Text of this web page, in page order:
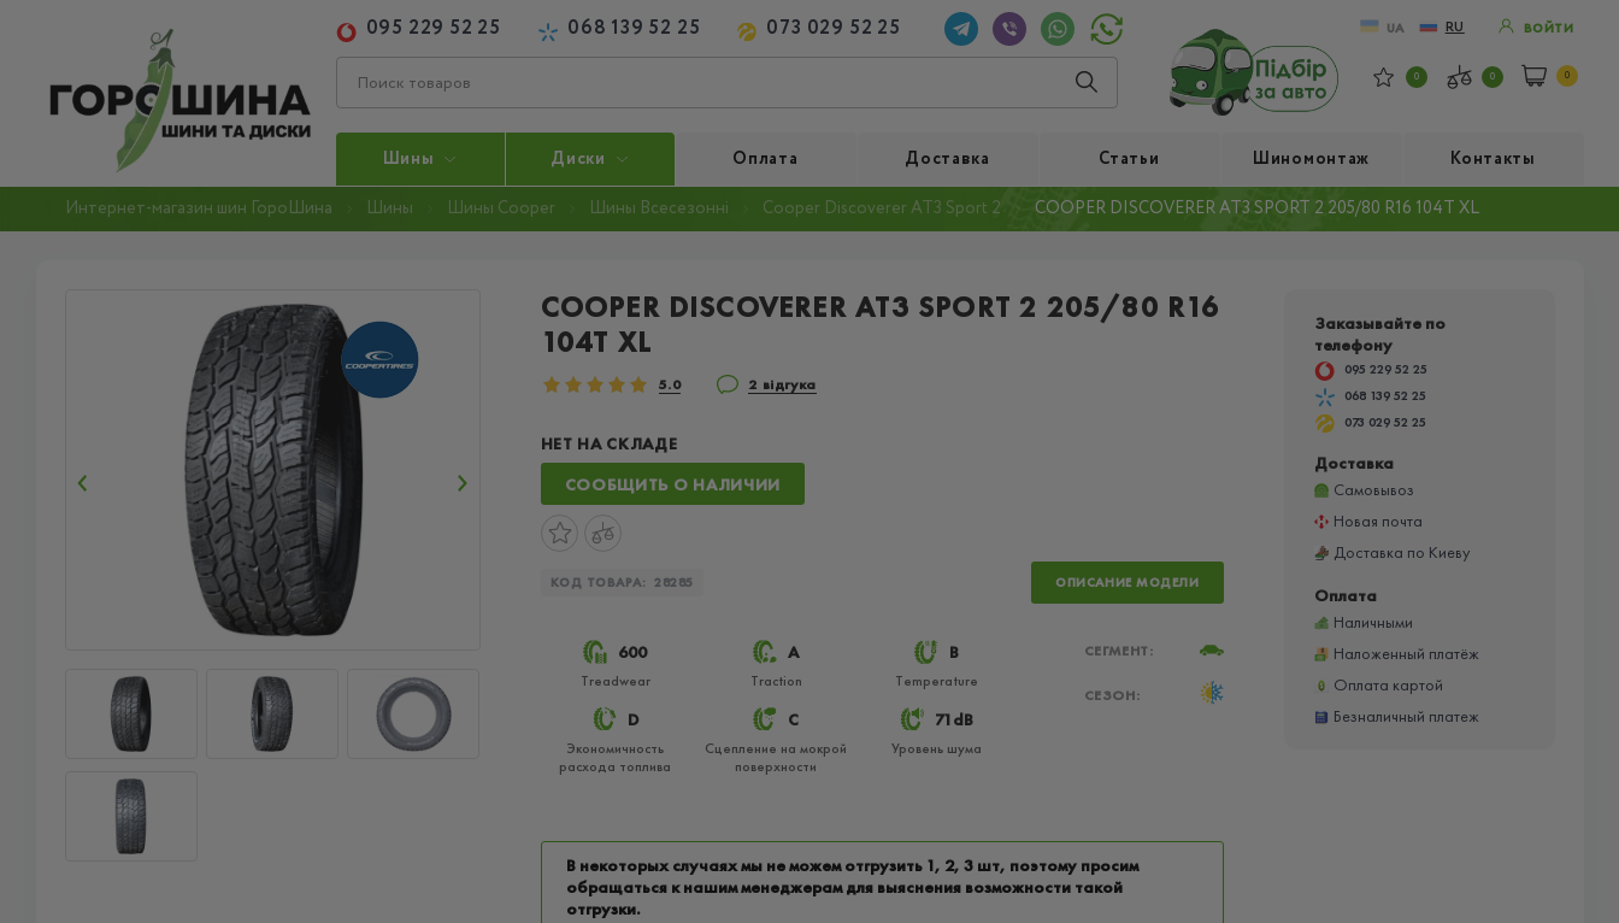
095 229 52 25 068 139 52 25 073 029 52 25 UA RU ВОЙТИ
0 0 0
Шины Диски Оплата Доставка Статьи Шиномонтаж Контакты
Интернет-магазин шин ГороШина Шины Шины Cooper Шины Всесезонні Cooper Discoverer AT3 Sport 2 COOPER DISCOVERER AT3 SPORT 2 205/80 R16 104T XL
COOPER DISCOVERER AT3 SPORT 2 205/80 R16
104T XL
5.0 2 відгука
НЕТ НА СКЛАДЕ
СООБЩИТЬ О НАЛИЧИИ
КОД ТОВАРА: 28285 ОПИСАНИЕ МОДЕЛИ
600
Treadwear
A
Traction
B
Temperature
D
Экономичность
расхода топлива
C
Сцепление на мокрой
поверхности
71dB
Уровень шума
СЕГМЕНТ:
СЕЗОН:
В некоторых случаях мы не можем отгрузить 1, 2, 3 шт, поэтому просим
обращаться к нашим менеджерам для выяснения возможности такой
отгрузки.
Заказывайте по
телефону
095 229 52 25
068 139 52 25
073 029 52 25
Доставка
Самовывоз
Новая почта
Доставка по Киеву
Оплата
Наличными
Наложенный платёж
Оплата картой
Безналичный платеж